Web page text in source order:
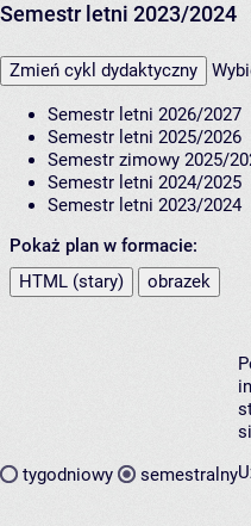
Semestr letni 2023/2024
Zmień cykl dydaktyczny
Semestr letni 2026/2027
Semestr letni 2025/2026
Semestr zimowy 2025/
Semestr letni 2024/2025
Semestr letni 2023/2024
Pokaż plan w formacie:
HTML (stary)
obrazek
tygodniowy semestralny